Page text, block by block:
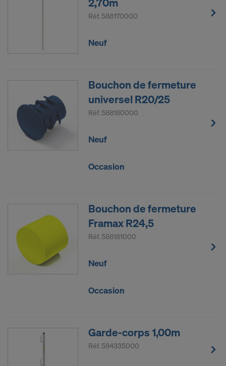
Réf. 588170000
Neuf
Bouchon de fermeture
universel R20/25
Réf. 588180000
Neuf
Occasion
Bouchon de fermeture
Framax R24,5
Réf. 588181000
Neuf
Occasion
Garde-corps 1,00m
Réf. 584335000